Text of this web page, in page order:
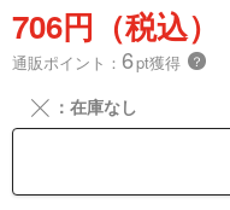
706円（税込）
通販ポイント： 6pt獲得 ？
╳ ：在庫なし